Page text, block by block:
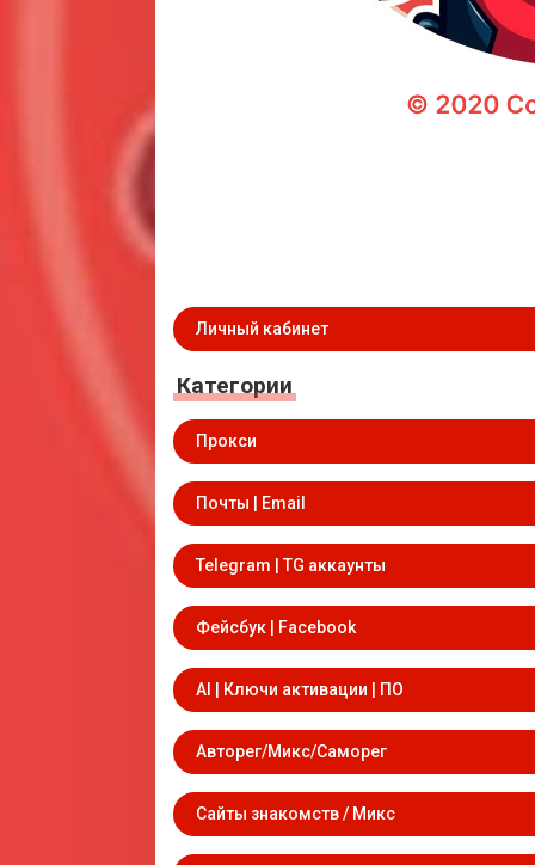
Личный кабинет
Категории
Прокси
Почты | Email
Telegram | TG аккаунты
Фейсбук | Facebook
AI | Ключи активации | ПО
Авторег/Микс/Саморег
Сайты знакомств / Микс